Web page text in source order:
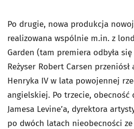
Po drugie, nowa produkcja
realizowana wspólnie m.in. z
Garden (tam premiera odbyła
Reżyser Robert Carsen przeniósł
Henryka IV w lata powojennej
angielskiej. Po trzecie, obecność
Jamesa Levine’a, dyrektora
po dwóch latach nieobecności